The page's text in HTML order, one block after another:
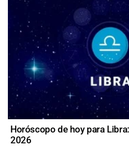
Horóscopo de hoy para
2026